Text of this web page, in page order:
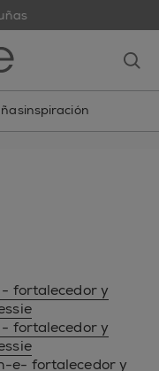
inspiración
fortalecedor y
fortalecedor y
e- fortalecedor y